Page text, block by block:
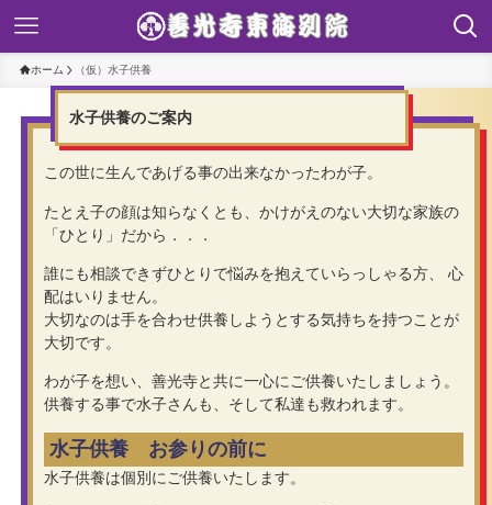
ホーム （仮）水子供養
水子供養のご案内
この世に生んであげる事の出来なかったわが子。
たとえ子の顔は知らなくとも、かけがえのない大切な家族の
「ひとり」だから．．．
誰にも相談できずひとりで悩みを抱えていらっしゃる方、 心
配はいりません。
大切なのは手を合わせ供養しようとする気持ちを持つことが
大切です。
わが子を想い、善光寺と共に一心にご供養いたしましょう。
供養する事で水子さんも、そして私達も救われます。
水子供養 お参りの前に
水子供養は個別にご供養いたします。